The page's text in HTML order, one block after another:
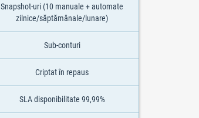
Snapshot-uri (10 manuale + automate
zilnice/săptămânale/lunare)
Sub-conturi
Criptat în repaus
SLA disponibilitate 99,99%